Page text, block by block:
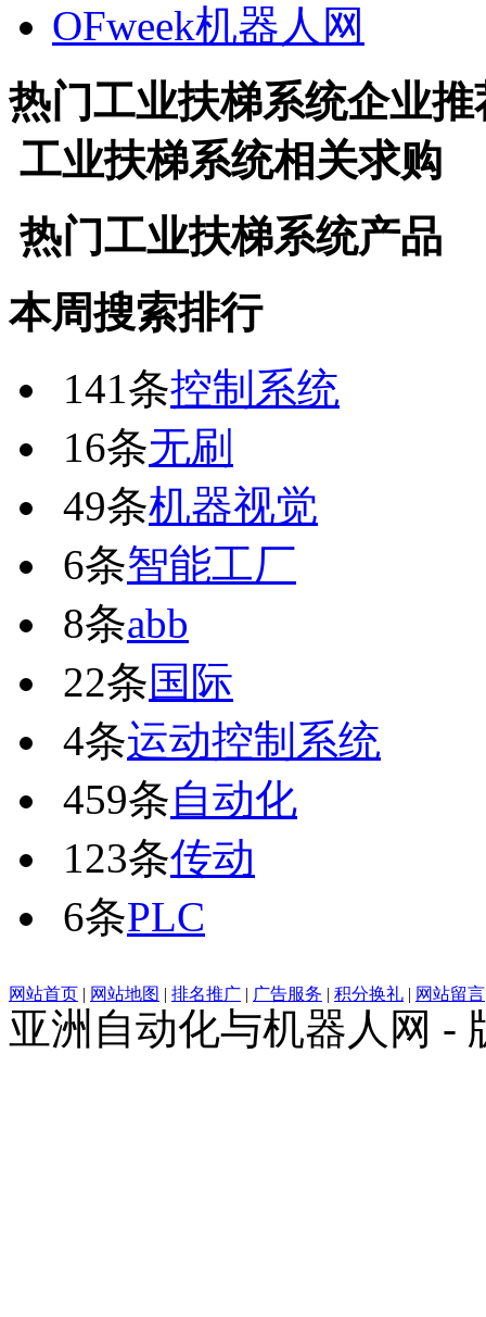
OFweek机器人网
热门工业扶梯系统企业推
工业扶梯系统相关求购
热门工业扶梯系统产品
本周搜索排行
141条控制系统
16条无刷
49条机器视觉
6条智能工厂
8条abb
22条国际
4条运动控制系统
459条自动化
123条传动
6条PLC
网站首页 | 网站地图 | 排名推广 | 广告服务 | 积分换礼 | 网站留言
亚洲自动化与机器人网 -